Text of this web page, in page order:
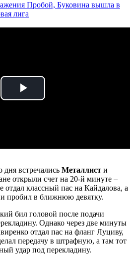
Пробой, Буковина вышла в
лига
Play
встречались Металлист и
открыли счет на 20-й минуте –
отдал классный пас на Кайдалова, а
пробил в ближнюю девятку.
бил головой после подачи
Однако через две минуты
отдал пас на фланг Луциву,
передачу в штрафную, а там тот
удар под перекладину.